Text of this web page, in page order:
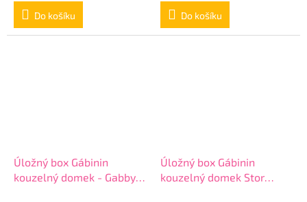
Do košíku Do košíku
Úložný box Gábinin
kouzelný domek - Gabby’s
Úložný box Gábinin
kouzelný domek Stor